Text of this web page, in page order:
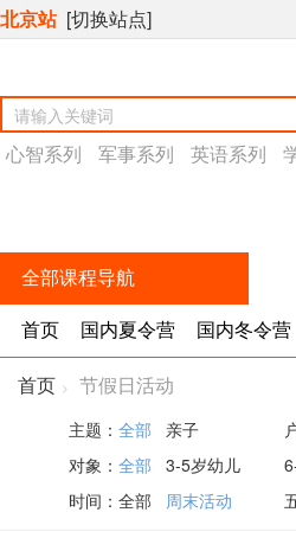
北京站 [切换站点]
心智系列 军事系列 英语系列
全部课程导航
首页 国内夏令营 国内冬令营
首页 > 节假日活动
主题： 全部 亲子
对象： 全部 3-5岁幼儿
时间： 全部 周末活动